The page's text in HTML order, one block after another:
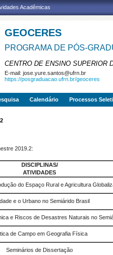
Acadêmicas
GEOCERES
PROGRAMA DE PÓS-
CENTRO DE ENSINO SUPERIOR
E-mail: jose.yure.santos@ufrn.br
https://posgraduacao.ufrn.br/geoceres
Calendário Processos
2019.2:
DISCIPLINAS/
ATIVIDADES
do Espaço Rural e Agricultura
e o Urbano no Semiárido Brasil
e Riscos de Desastres Naturais no
de Campo em Geografia Física
Seminários de Dissertação